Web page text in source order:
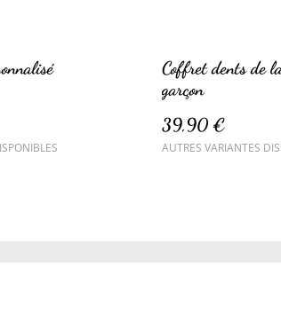
Coffret dents de
garçon
39,90 €
AUTRES VARIANTES